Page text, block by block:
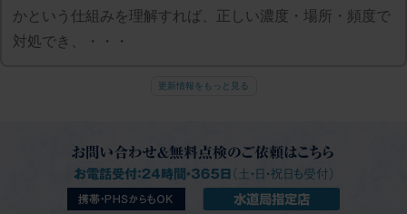
かという仕組みを理解すれば、正しい濃度・場所・頻度で
対処でき、・・・
更新情報をもっと見る